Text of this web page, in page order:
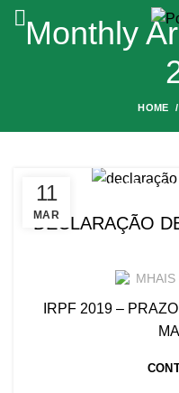
Monthly
HOME
11
MAR
OBRIGAÇÕES
DECLARAÇÃO
IRPF 2019 –